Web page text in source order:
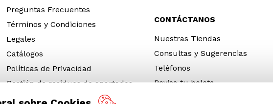
Preguntas Frecuentes
Términos y Condiciones
Legales
Catálogos
Políticas de Privacidad
Gestión de residuos de apartados
CONTÁCTANOS
Nuestras Tiendas
Consultas y Sugerencias
Teléfonos
Revisa tu boleta